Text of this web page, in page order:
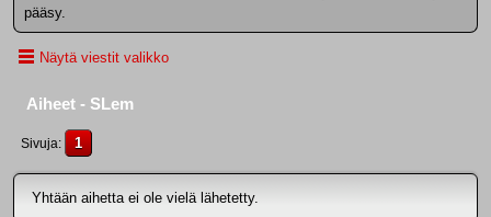
pääsy.
Näytä viestit valikko
Aiheet - SLem
Sivuja 1
Yhtään aihetta ei ole vielä lähetetty.